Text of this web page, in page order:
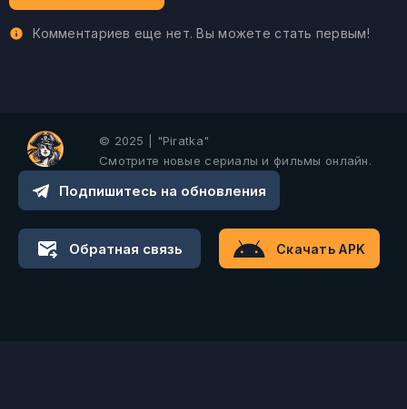
Комментариев еще нет. Вы можете стать первым!
© 2025 | "Piratka"
Смотрите новые сериалы и фильмы онлайн.
Подпишитесь на обновления
Обратная связь Скачать APK